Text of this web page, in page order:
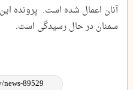
آنان اعمال شده است. پرونده
سمنان در حال رسیدگی است.